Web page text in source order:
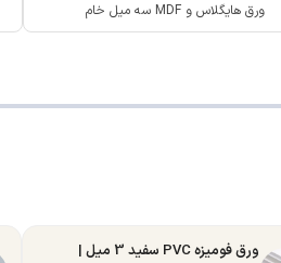
ورق هایگلاس و MDF سه میل خام
ورق فومیزه PVC سفید 3 میل |